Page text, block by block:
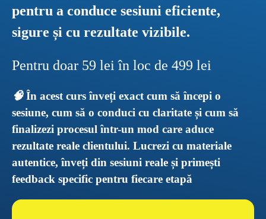
pentru a conduce sesiuni eficiente,
sigure și cu rezultate vizibile.
Pentru doar 59 lei în loc de 499 lei
🧠 În acest curs înveți exact cum să începi o
sesiune, cum să o conduci cu claritate și cum să
finalizezi procesul într-un mod care aduce
rezultate reale clientului. Lucrezi cu materiale
autentice, înveți din sesiuni reale și primești
feedback specific pentru fiecare etapă